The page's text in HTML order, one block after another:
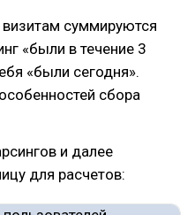
суммируются
«были в течение 3
«были сегодня».
сбора
и далее
для расчетов: